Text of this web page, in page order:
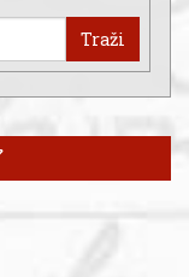
Traži